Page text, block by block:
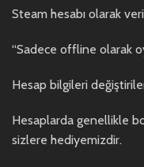
Steam hesabı olarak
“Sadece offline olarak
Hesap bilgileri
Hesaplarda genellikle
sizlere hediyemizdir.